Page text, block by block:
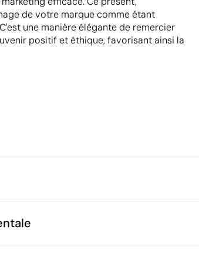
de votre marque comme étant
une manière élégante de remercier
positif et éthique, favorisant ainsi la
49447